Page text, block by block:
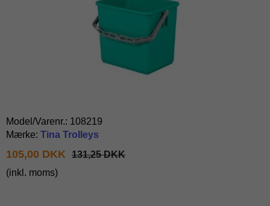
Model/Varenr.: 108219
Mærke: Tina Trolleys
105,00 DKK
131,25 DKK
(inkl. moms)